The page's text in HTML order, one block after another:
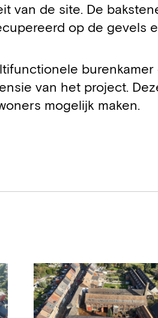
van de site. De
op de gevels
van het project.
mogelijk maken.